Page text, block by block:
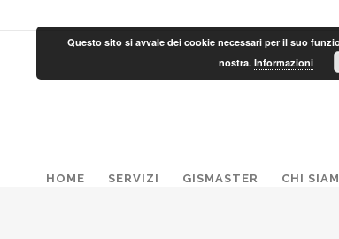
HOME SERVIZI GISMASTER CHI
Questo sito si avvale dei cookie necessari per il suo
nostra. Informazioni